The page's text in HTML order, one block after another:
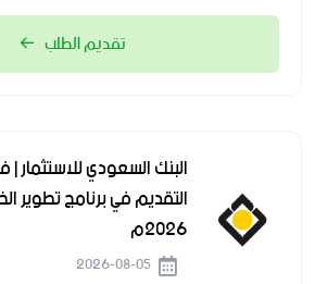
تقديم الطلب
البنك السعودي للاستثمار |
التقديم في برنامج تطوير
2026م